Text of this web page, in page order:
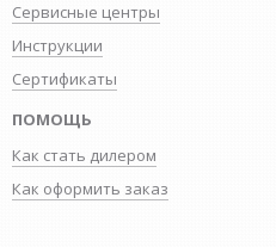
Сервисные центры
Инструкции
Сертификаты
ПОМОЩЬ
Как стать дилером
Как оформить заказ